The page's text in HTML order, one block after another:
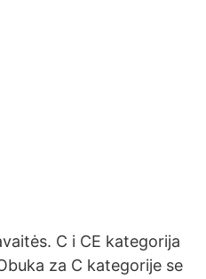
C i CE kategorija
za C kategorije se